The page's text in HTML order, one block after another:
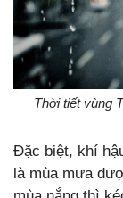
Thời tiết vùng
Đặc biệt, khí
là mùa mưa